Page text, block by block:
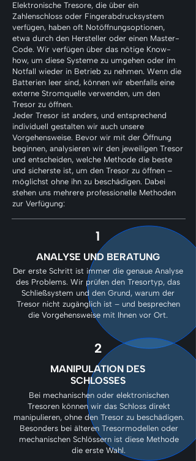
Elektronische Tresore, die über ein
Zahlenschloss oder Fingerabdrucksystem
verfügen, haben oft Notöffnungsoptionen,
etwa durch den Hersteller oder einen Master-
Code. Wir verfügen über das nötige Know-
how, um diese Systeme zu umgehen oder im
Notfall wieder in Betrieb zu nehmen. Wenn die
Batterien leer sind, können wir ebenfalls eine
externe Stromquelle verwenden, um den
Tresor zu öffnen.
Jeder Tresor ist anders, und entsprechend
individuell gestalten wir auch unsere
Vorgehensweise. Bevor wir mit der Öffnung
beginnen, analysieren wir den jeweiligen Tresor
und entscheiden, welche Methode die beste
und sicherste ist, um den Tresor zu öffnen –
möglichst ohne ihn zu beschädigen. Dabei
stehen uns mehrere professionelle Methoden
zur Verfügung:
1
ANALYSE UND BERATUNG
Der erste Schritt ist immer die genaue Analyse
des Problems. Wir prüfen den Tresortyp, das
Schließsystem und den Grund, warum der
Tresor nicht zugänglich ist – und besprechen
die Vorgehensweise mit Ihnen vor Ort.
2
MANIPULATION DES
SCHLOSSES
Bei mechanischen oder elektronischen
Tresoren können wir das Schloss direkt
manipulieren, ohne den Tresor zu beschädigen.
Besonders bei älteren Tresormodellen oder
mechanischen Schlössern ist diese Methode
die erste Wahl.